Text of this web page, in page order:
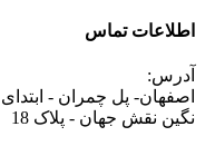
اطلاعات تماس
آدرس:
اصفهان- پل چمران -
نگین نقش جهان - پلاک 18